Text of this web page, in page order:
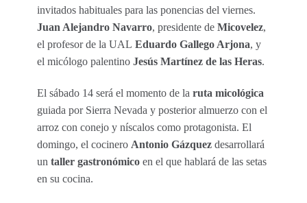
invitados habituales para las ponencias del viernes.
Juan Alejandro Navarro, presidente de Micovelez,
el profesor de la UAL Eduardo Gallego Arjona, y
el micólogo palentino Jesús Martínez de las Heras.
El sábado 14 será el momento de la ruta micológica
guiada por Sierra Nevada y posterior almuerzo con el
arroz con conejo y níscalos como protagonista. El
domingo, el cocinero Antonio Gázquez desarrollará
un taller gastronómico en el que hablará de las setas
en su cocina.